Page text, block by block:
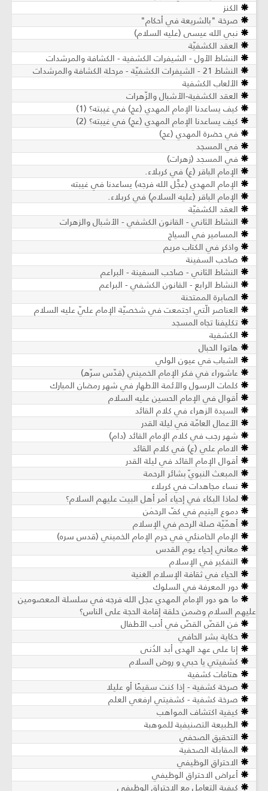
الكنز
صرخة "بالشريعة في أحكام"
نبي الله عيسى (عليه السلام)
العقد الكشفيّة
النشاط الأول - الشيفرات الكشفية - الكشافة والمرشدات
النشاط 21 - الشيفرات الكشفيّة - مرحلة الكشافة والمرشدات
الألعاب الكشفية
العقد الكشفية-الأشبال والزّهرات
كيف يساعدنا الإمام المهدي (عج) في غيبته؟ (1)
كيف يساعدنا الإمام المهدي (عج) في غيبته؟ (2)
في حضرة المهدي (عج)
في المسجد
في المسجد (زهرات)
الإمام الباقر (ع) في كربلاء.
الإمام المهدي (عجَّل الله فرجه) يساعدنا في غيبته
الإمام الباقر (عليه السلام) في كربلاء.
العقد الكشفيّة
النشاط الثاني - القانون الكشفي - الأشبال والزهرات
المسامير في السياج
واذكر في الكتاب مريم
صاحب السفينة
النشاط الثاني - صاحب السفينة - البراعم
النشاط الرابع - القانون الكشفي - البراعم
الصابرة الممتحنة
العناصر الّتي اجتمعت في شخصيّة الإمام عليّ عليه السلام
تكليفنا تجاه المسجد
الكشفية
هاتوا الحبال
الشباب في عيون الولي
عاشوراء في فكر الإمام الخميني (قدّس سرّه)
كلمات الرسول والأئمة الأطهار في شهر رمضان المبارك
أقوال في الإمام الحسين عليه السلام
السيدة الزهراء في كلام القائد
الأعمال العامّة في ليلة القدر
شهر رجب في كلام الإمام القائد (دام)
الامام علي (ع) في كلام القائد
أقوال الإمام القائد في ليلة القدر
المبعث النبويّ بشائر الرحمة
نساء مجاهدات في كربلاء
لماذا البكاء في إحياء أمر أهل البيت عليهم السلام؟
دموع اليتيم في كفّ الرحمٰن
أهمّيّة صلة الرحم في الإسلام
الإمام الخامنئي في حرم الإمام الخميني (قدس سره)
معاني إحياء يوم القدس
التفكير في الإسلام
الحياء في ثقافة الإسلام الغنية
دور المعرفة في السلوك
ما هو دور الإمام المهدي عجل الله فرجه في سلسلة المعصومين
عليهم السلام وضمن حلقة إقامة الحجة على الناس؟
فن القصّ القصّ في أدب الأطفال
حكاية بشر الحافي
إنا على عهد الهدى أبد الدُنى
كشفيتي يا حبي و روض السلام
هتافات كشفية
صرخة كشفية - إذا كنت سقيمًا أو عليلا
صرخة كشفية - كشفيتي ارفعي العلم
كيفية اكتشاف المواهب
الطبيعة التصنيفية للموهبة
التحقيق الصحفي
المقابلة الصحفية
الاحتراق الوظيفي
أعراض الاحتراق الوظيفي
كيفية التعامل مع الاحتراق الوظيفي